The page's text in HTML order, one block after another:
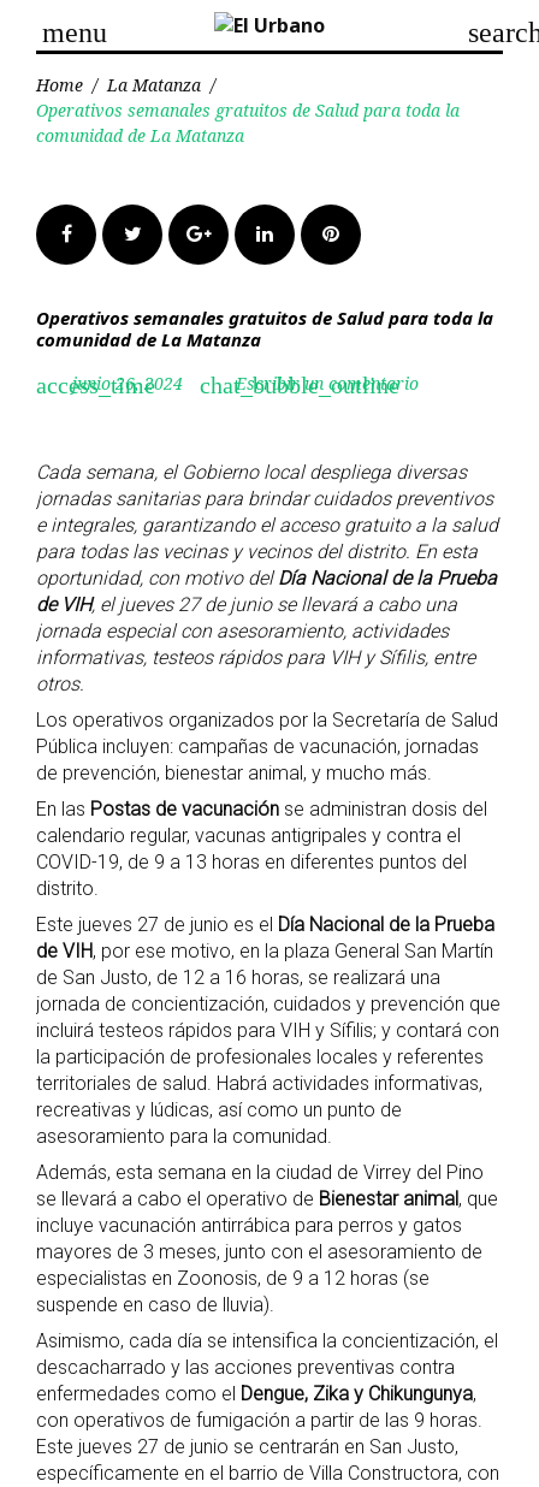
menu
Home / La Matanza /
Operativos semanales gratuitos de Salud para toda la
comunidad de La Matanza
FacebookTwitter Google+LinkedInPinterest
Operativos semanales gratuitos de Salud para toda la
comunidad de La Matanza
access_time
junio 26, 2024 chat_bubble_outline
Escribir un comentario
Cada semana, el Gobierno local despliega diversas
jornadas sanitarias para brindar cuidados preventivos
e integrales, garantizando el acceso gratuito a la salud
para todas las vecinas y vecinos del distrito. En esta
oportunidad, con motivo delDía Nacional de la Prueba
de VIH, el jueves 27 de junio se llevará a cabo una
jornada especial con asesoramiento, actividades
informativas, testeos rápidos para VIH y Sífilis, entre
otros.
Los operativos organizados por la Secretaría de Salud
Pública incluyen: campañas de vacunación, jornadas
de prevención, bienestar animal, y mucho más.
En las Postas de vacunación se administran dosis del
calendario regular, vacunas antigripales y contra el
COVID-19, de 9 a 13 horas en diferentes puntos del
distrito.
Este jueves 27 de junio es el Día Nacional de la Prueba
de VIH, por ese motivo, en la plaza General San Martín
de San Justo, de 12 a 16 horas, se realizará una
jornada de concientización, cuidados y prevención que
incluirá testeos rápidos para VIH y Sífilis; y contará con
la participación de profesionales locales y referentes
territoriales de salud. Habrá actividades informativas,
recreativas y lúdicas, así como un punto de
asesoramiento para la comunidad.
Además, esta semana en la ciudad de Virrey del Pino
se llevará a cabo el operativo de Bienestar animal , que
incluye vacunación antirrábica para perros y gatos
mayores de 3 meses, junto con el asesoramiento de
especialistas en Zoonosis, de 9 a 12 horas (se
suspende en caso de lluvia).
Asimismo, cada día se intensifica la concientización, el
descacharrado y las acciones preventivas contra
enfermedades como el Dengue, Zika y Chikungunya,
con operativos de fumigación a partir de las 9 horas.
Este jueves 27 de junio se centrarán en San Justo,
específicamente en el barrio de Villa Constructora, con